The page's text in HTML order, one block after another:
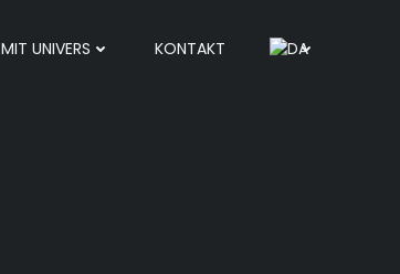
MIT UNIVERS KONTAKT